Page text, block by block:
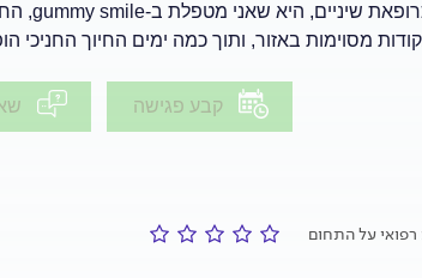
שיניים, היא שאני מטפלת ב-gummy smile
,
מסוימות באזור, ותוך כמה ימים החיוך
קבע פגישה
רפואי על התחום